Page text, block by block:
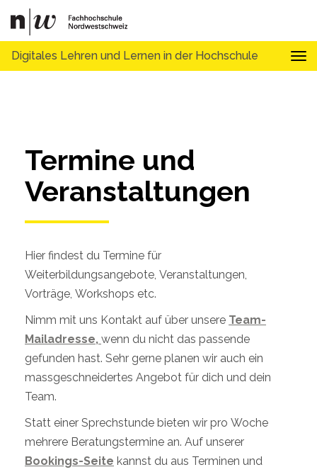
Digitales Lehren und Lernen in der Hochschule
Termine und
Veranstaltungen
Hier findest du Termine für
Weiterbildungsangebote, Veranstaltungen,
Vorträge, Workshops etc.
Nimm mit uns Kontakt auf über unsere Team-
Mailadresse, wenn du nicht das passende
gefunden hast. Sehr gerne planen wir auch ein
massgeschneidertes Angebot für dich und dein
Team.
Statt einer Sprechstunde bieten wir pro Woche
mehrere Beratungstermine an. Auf unserer
Bookings-Seite kannst du aus Terminen und